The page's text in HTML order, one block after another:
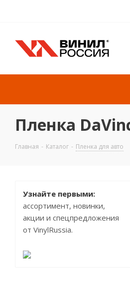
Пленка
Главная - Каталог - Пленка для авто
Узнайте первыми:
ассортимент, новинки,
акции и спецпредложения
от VinylRussia.